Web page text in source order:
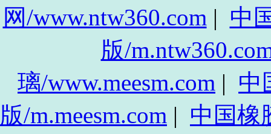
网/www.ntw360.com | 中
版/
璃/www.meesm.com | 中
版/m.meesm.com | 中国橡